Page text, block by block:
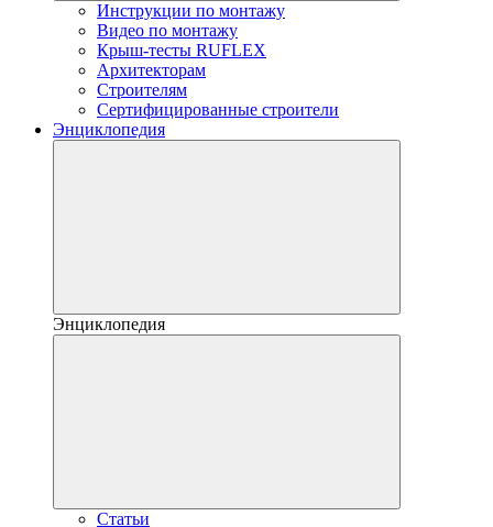
Инструкции по монтажу
Видео по монтажу
Крыш-тесты RUFLEX
Архитекторам
Строителям
Сертифицированные строители
Энциклопедия
Энциклопедия
Статьи